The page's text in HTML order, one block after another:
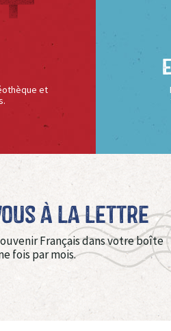
et
à La Lettre
Français dans votre boîte
fois par mois.